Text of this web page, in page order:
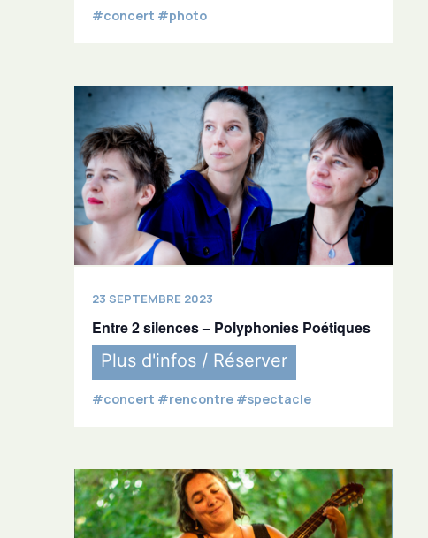
#concert #photo
23 SEPTEMBRE 2023
Entre 2 silences – Polyphonies Poétiques
Plus d'infos / Réserver
#concert #rencontre #spectacle